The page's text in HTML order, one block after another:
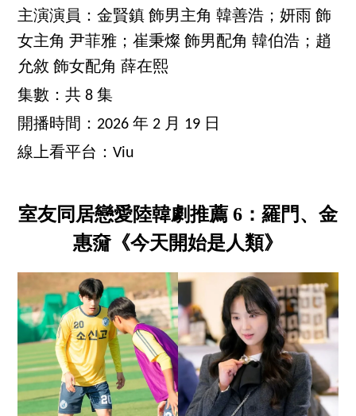
主演演員：金賢鎮 飾男主角 韓善浩；妍雨 飾
女主角 尹菲雅；崔秉燦 飾男配角 韓伯浩；趙
允敘 飾女配角 薛在熙
集數：共 8 集
開播時間：2026 年 2 月 19 日
線上看平台：Viu
室友同居戀愛陸韓劇推薦 6：羅門、金
惠奫《今天開始是人類》